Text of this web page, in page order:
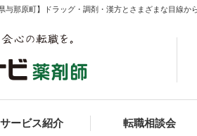
与那原町】ドラッグ・調剤・漢方とさまざまな目線か
サービス紹介 転職相談会